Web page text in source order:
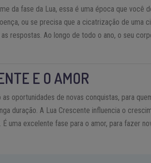
da fase da Lua, essa é uma época que você
ou se precisa que a cicatrização de uma
respostas. Ao longo de todo o ano, o seu
E O AMOR
as oportunidades de novas conquistas, para
duração. A Lua Crescente influencia o
uma excelente fase para o amor, para fazer